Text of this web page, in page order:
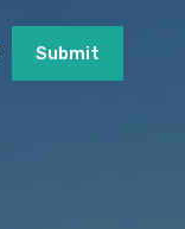
Submit